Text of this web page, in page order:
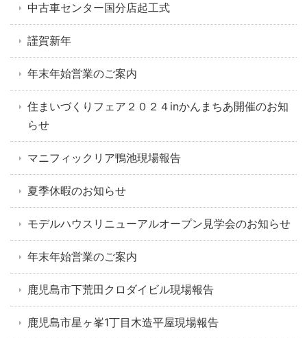
中古車センター国分店起工式
謹賀新年
年末年始営業のご案内
住まいづくりフェア２０２４inかんまちあ開催のお知
らせ
マニフィックリア鴨池現場報告
夏季休暇のお知らせ
モデルハウスリニューアルオープン見学会のお知らせ
年末年始営業のご案内
鹿児島市下荒田クロダイビル現場報告
鹿児島市星ヶ峯1丁目木造平屋現場報告